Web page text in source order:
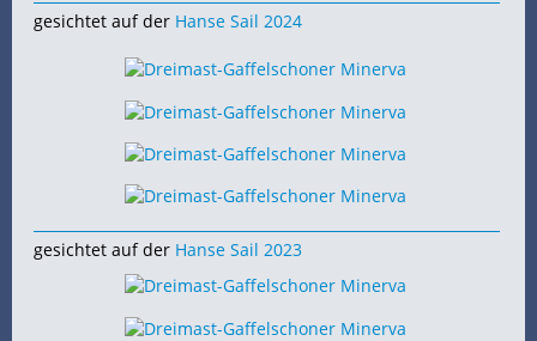
gesichtet auf der Hanse Sail 2024
gesichtet auf der Hanse Sail 2023